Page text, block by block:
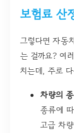
보험료 산
그렇다면 자동
는 걸까요? 여
치는데, 주로
차량의
종류에
고급 차